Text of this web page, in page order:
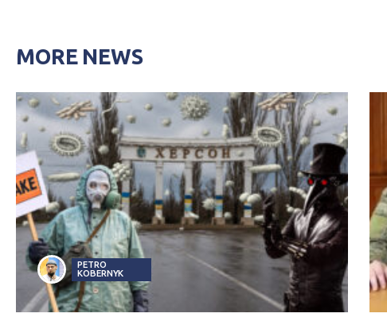
MORE NEWS
PETRO
KOBERNYK